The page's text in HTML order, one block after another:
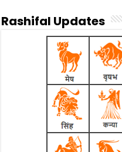
Rashifal Updates